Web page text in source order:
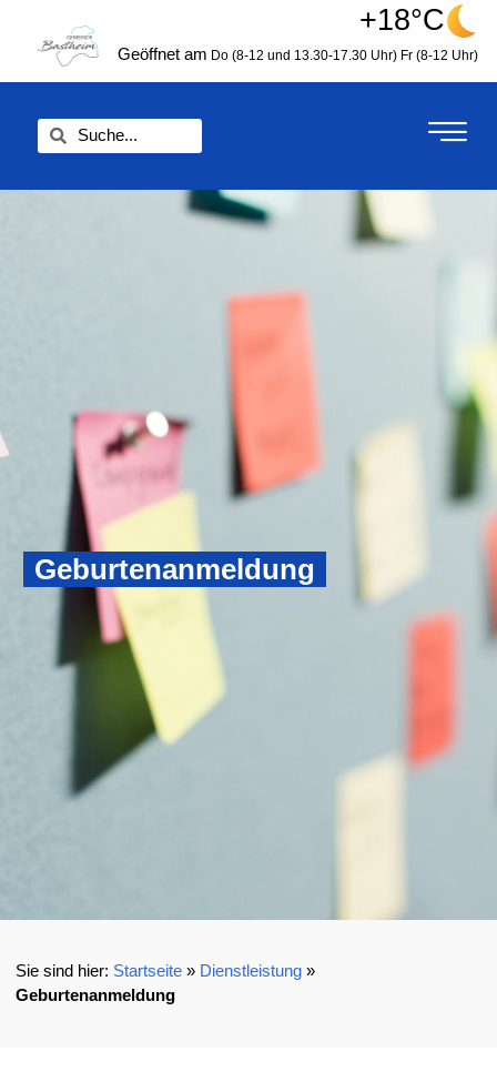
springen
+18°C
Geöffnet am Do (8-12 und 13.30-17.30 Uhr) Fr (8-12 Uhr)
Geburtenanmeldung
Startseite» Dienstleistung»
Geburtenanmeldung